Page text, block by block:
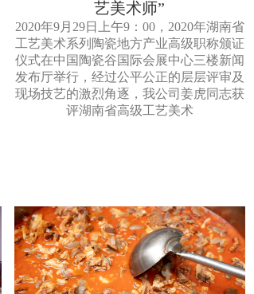
艺美术师”
2020年9月29日上午9：00，2020年湖南省
工艺美术系列陶瓷地方产业高级职称颁证
仪式在中国陶瓷谷国际会展中心三楼新闻
发布厅举行，经过公平公正的层层评审及
现场技艺的激烈角逐，我公司姜虎同志获
评湖南省高级工艺美术